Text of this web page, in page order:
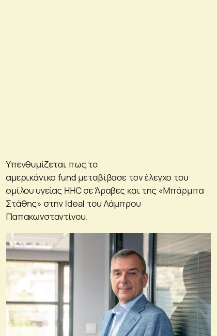
Υπενθυμίζεται πως το
αμερικάνικο fund μεταβίβασε τον έλεγχο του
ομίλου υγείας HHC σε Άραβες και της «Μπάρμπα
Στάθης» στην Ideal του Λάμπρου
Παπακωνσταντίνου.